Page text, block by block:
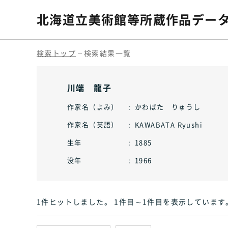
北海道立美術館等所蔵作品デー
検索トップ 検索結果一覧
川端 龍子
作家名（よみ）
かわばた りゅうし
作家名（英語）
KAWABATA Ryushi
生年
1885
没年
1966
1件ヒット しました。 1件目～1件目 を表示しています。